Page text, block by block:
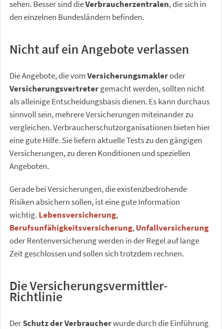
sehen. Besser sind dieVerbraucherzentralen, die sich in
den einzelnen Bundesländern befinden.
Nicht auf ein Angebote verlassen
Die Angebote, die vomVersicherungsmakleroder
Versicherungsvertretergemacht werden, sollten nicht
als alleinige Entscheidungsbasis dienen. Es kann durchaus
sinnvoll sein, mehrere Versicherungen miteinander zu
vergleichen. Verbraucherschutzorganisationen bieten hier
eine gute Hilfe. Sie liefern aktuelle Tests zu den gängigen
Versicherungen, zu deren Konditionen und speziellen
Angeboten.
Gerade bei Versicherungen, die existenzbedrohende
Risiken absichern sollen, ist eine gute Information
wichtig. Lebensversicherung,
Berufsunfähigkeitsversicherung,Unfallversicherung
oder Rentenversicherung werden in der Regel auf lange
Zeit geschlossen und sollen sich trotzdem rechnen.
Die Versicherungsvermittler-
Richtlinie
DerSchutz der Verbraucherwurde durch die Einführung